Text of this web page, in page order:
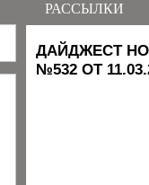
РАССЫЛКИ
ДАЙДЖЕСТ
№532 ОТ